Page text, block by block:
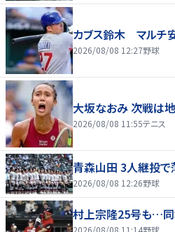
カブス鈴木 マルチ
2026/08/08 12:27野球
大坂なおみ 次戦は
2026/08/08 11:55テニス
青森山田 3人継投で
2026/08/08 12:26野球
村上宗隆25号も…